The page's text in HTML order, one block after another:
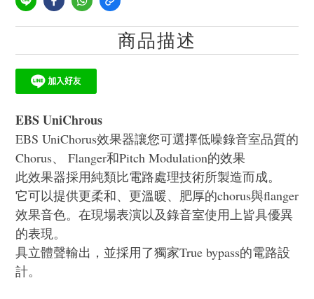
商品描述
EBS UniChrous
EBS UniChorus效果器讓您可選擇低噪錄音室品質的
Chorus、 Flanger和Pitch Modulation的效果
此效果器採用純類比電路處理技術所製造而成。
它可以提供更柔和、更溫暖、肥厚的chorus與flanger
效果音色。在現場表演以及錄音室使用上皆具優異
的表現。
具立體聲輸出，並採用了獨家True bypass的電路設
計。